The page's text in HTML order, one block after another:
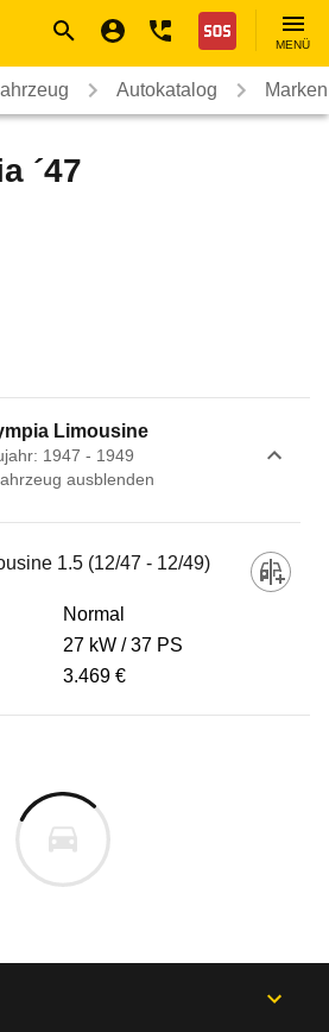
Nothilfe
MENÜ
Autokatalog
´47
Limousine
1947 - 1949
ausblenden
1.5 (12/47 - 12/49)
Normal
27 kW
37 PS
3.469 €